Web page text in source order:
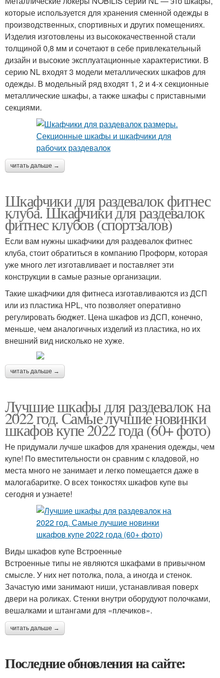
которые используется для хранения сменной одежды в
производственных, спортивных и других помещениях.
Изделия изготовлены из высококачественной стали
толщиной 0,8 мм и сочетают в себе привлекательный
дизайн и высокие эксплуатационные характеристики. В
серию NL входят 3 модели металлических шкафов для
одежды. В модельный ряд входят 1, 2 и 4-х секционные
металлические шкафы, а также шкафы с приставными
секциями.
читать дальше →
Шкафчики для раздевалок фитнес
клуба. Шкафчики для раздевалок
фитнес клубов (спортзалов)
Если вам нужны шкафчики для раздевалок фитнес
клуба, стоит обратиться в компанию Проформ, которая
уже много лет изготавливает и поставляет эти
конструкции в самые разные организации.
Такие шкафчики для фитнеса изготавливаются из ДСП
или из пластика HPL, что позволяет оперативно
регулировать бюджет. Цена шкафов из ДСП, конечно,
меньше, чем аналогичных изделий из пластика, но их
внешний вид нисколько не хуже.
читать дальше →
Лучшие шкафы для раздевалок на
2022 год. Самые лучшие новинки
шкафов купе 2022 года (60+ фото)
Не придумали лучше шкафов для хранения одежды, чем
купе! По вместительности он сравним с кладовой, но
места много не занимает и легко помещается даже в
малогабаритке. О всех тонкостях шкафов купе вы
сегодня и узнаете!
Виды шкафов купе Встроенные
Встроенные типы не являются шкафами в привычном
смысле. У них нет потолка, пола, а иногда и стенок.
Зачастую ими занимают ниши, устанавливая поверх
двери на роликах. Стенки внутри оборудуют полочками,
вешалками и штангами для «плечиков».
читать дальше →
Последние обновления на сайте: